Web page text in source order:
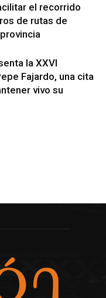
el recorrido
de rutas de
la XXVI
Fajardo, una cita
vivo su